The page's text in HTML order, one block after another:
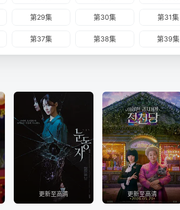
第29集 第30集 第31集
第37集 第38集 第39集
更新至高清 更新至高清